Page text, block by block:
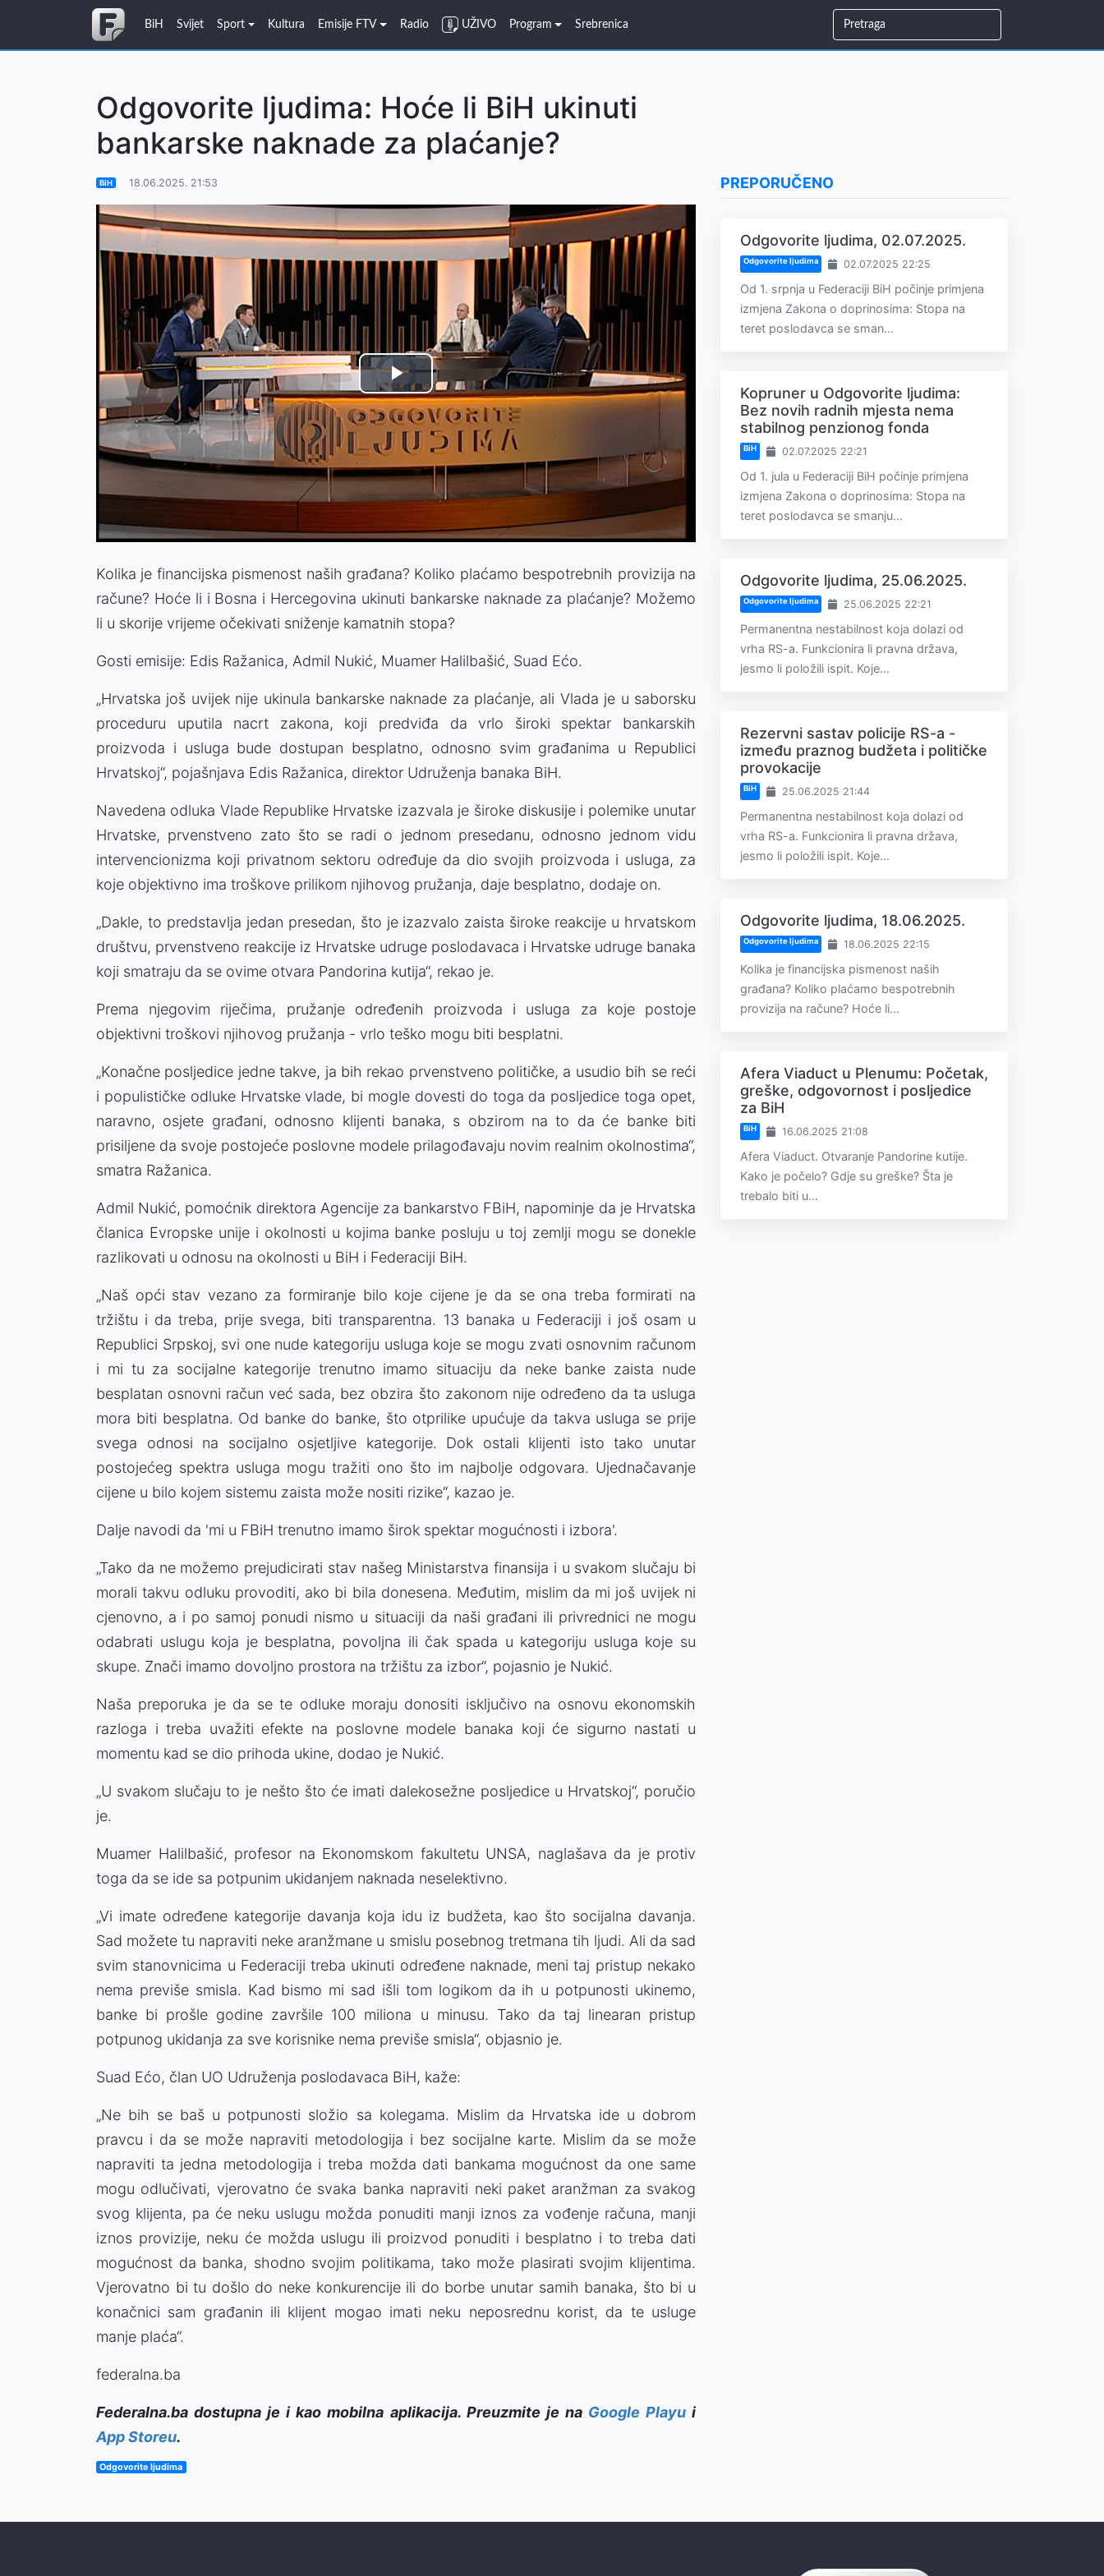
BiH Svijet Sport Kultura Emisije FTV Radio UŽIVO Program Srebrenica
Odgovorite ljudima: Hoće li BiH ukinuti
bankarske naknade za plaćanje?
BiH 18.06.2025. 21:53
Video
Player
is
loading.
Play
Video
Kolika je financijska pismenost naših građana? Koliko plaćamo bespotrebnih provizija na
račune? Hoće li i Bosna i Hercegovina ukinuti bankarske naknade za plaćanje? Možemo
li u skorije vrijeme očekivati sniženje kamatnih stopa?
Gosti emisije: Edis Ražanica, Admil Nukić, Muamer Halilbašić, Suad Ećo.
„Hrvatska još uvijek nije ukinula bankarske naknade za plaćanje, ali Vlada je u saborsku
proceduru uputila nacrt zakona, koji predviđa da vrlo široki spektar bankarskih
proizvoda i usluga bude dostupan besplatno, odnosno svim građanima u Republici
Hrvatskoj“, pojašnjava Edis Ražanica, direktor Udruženja banaka BiH.
Navedena odluka Vlade Republike Hrvatske izazvala je široke diskusije i polemike unutar
Hrvatske, prvenstveno zato što se radi o jednom presedanu, odnosno jednom vidu
intervencionizma koji privatnom sektoru određuje da dio svojih proizvoda i usluga, za
koje objektivno ima troškove prilikom njihovog pružanja, daje besplatno, dodaje on.
„Dakle, to predstavlja jedan presedan, što je izazvalo zaista široke reakcije u hrvatskom
društvu, prvenstveno reakcije iz Hrvatske udruge poslodavaca i Hrvatske udruge banaka
koji smatraju da se ovime otvara Pandorina kutija“, rekao je.
Prema njegovim riječima, pružanje određenih proizvoda i usluga za koje postoje
objektivni troškovi njihovog pružanja - vrlo teško mogu biti besplatni.
„Konačne posljedice jedne takve, ja bih rekao prvenstveno političke, a usudio bih se reći
i populističke odluke Hrvatske vlade, bi mogle dovesti do toga da posljedice toga opet,
naravno, osjete građani, odnosno klijenti banaka, s obzirom na to da će banke biti
prisiljene da svoje postojeće poslovne modele prilagođavaju novim realnim okolnostima“,
smatra Ražanica.
Admil Nukić, pomoćnik direktora Agencije za bankarstvo FBiH, napominje da je Hrvatska
članica Evropske unije i okolnosti u kojima banke posluju u toj zemlji mogu se donekle
razlikovati u odnosu na okolnosti u BiH i Federaciji BiH.
„Naš opći stav vezano za formiranje bilo koje cijene je da se ona treba formirati na
tržištu i da treba, prije svega, biti transparentna. 13 banaka u Federaciji i još osam u
Republici Srpskoj, svi one nude kategoriju usluga koje se mogu zvati osnovnim računom
i mi tu za socijalne kategorije trenutno imamo situaciju da neke banke zaista nude
besplatan osnovni račun već sada, bez obzira što zakonom nije određeno da ta usluga
mora biti besplatna. Od banke do banke, što otprilike upućuje da takva usluga se prije
svega odnosi na socijalno osjetljive kategorije. Dok ostali klijenti isto tako unutar
postojećeg spektra usluga mogu tražiti ono što im najbolje odgovara. Ujednačavanje
cijene u bilo kojem sistemu zaista može nositi rizike“, kazao je.
Dalje navodi da 'mi u FBiH trenutno imamo širok spektar mogućnosti i izbora'.
„Tako da ne možemo prejudicirati stav našeg Ministarstva finansija i u svakom slučaju bi
morali takvu odluku provoditi, ako bi bila donesena. Međutim, mislim da mi još uvijek ni
cjenovno, a i po samoj ponudi nismo u situaciji da naši građani ili privrednici ne mogu
odabrati uslugu koja je besplatna, povoljna ili čak spada u kategoriju usluga koje su
skupe. Znači imamo dovoljno prostora na tržištu za izbor“, pojasnio je Nukić.
Naša preporuka je da se te odluke moraju donositi isključivo na osnovu ekonomskih
razloga i treba uvažiti efekte na poslovne modele banaka koji će sigurno nastati u
momentu kad se dio prihoda ukine, dodao je Nukić.
„U svakom slučaju to je nešto što će imati dalekosežne posljedice u Hrvatskoj“, poručio
je.
Muamer Halilbašić, profesor na Ekonomskom fakultetu UNSA, naglašava da je protiv
toga da se ide sa potpunim ukidanjem naknada neselektivno.
„Vi imate određene kategorije davanja koja idu iz budžeta, kao što socijalna davanja.
Sad možete tu napraviti neke aranžmane u smislu posebnog tretmana tih ljudi. Ali da sad
svim stanovnicima u Federaciji treba ukinuti određene naknade, meni taj pristup nekako
nema previše smisla. Kad bismo mi sad išli tom logikom da ih u potpunosti ukinemo,
banke bi prošle godine završile 100 miliona u minusu. Tako da taj linearan pristup
potpunog ukidanja za sve korisnike nema previše smisla“, objasnio je.
Suad Ećo, član UO Udruženja poslodavaca BiH, kaže:
„Ne bih se baš u potpunosti složio sa kolegama. Mislim da Hrvatska ide u dobrom
pravcu i da se može napraviti metodologija i bez socijalne karte. Mislim da se može
napraviti ta jedna metodologija i treba možda dati bankama mogućnost da one same
mogu odlučivati, vjerovatno će svaka banka napraviti neki paket aranžman za svakog
svog klijenta, pa će neku uslugu možda ponuditi manji iznos za vođenje računa, manji
iznos provizije, neku će možda uslugu ili proizvod ponuditi i besplatno i to treba dati
mogućnost da banka, shodno svojim politikama, tako može plasirati svojim klijentima.
Vjerovatno bi tu došlo do neke konkurencije ili do borbe unutar samih banaka, što bi u
konačnici sam građanin ili klijent mogao imati neku neposrednu korist, da te usluge
manje plaća“.
federalna.ba
Federalna.ba dostupna je i kao mobilna aplikacija. Preuzmite je na Google Playui
App Storeu.
Odgovorite ljudima
PREPORUČENO
Odgovorite ljudima, 02.07.2025.
Odgovorite ljudima 02.07.2025 22:25
Od 1. srpnja u Federaciji BiH počinje primjena
izmjena Zakona o doprinosima: Stopa na
teret poslodavca se sman...
Kopruner u Odgovorite ljudima:
Bez novih radnih mjesta nema
stabilnog penzionog fonda
BiH 02.07.2025 22:21
Od 1. jula u Federaciji BiH počinje primjena
izmjena Zakona o doprinosima: Stopa na
teret poslodavca se smanju...
Odgovorite ljudima, 25.06.2025.
Odgovorite ljudima 25.06.2025 22:21
Permanentna nestabilnost koja dolazi od
vrha RS-a. Funkcionira li pravna država,
jesmo li položili ispit. Koje...
Rezervni sastav policije RS-a -
između praznog budžeta i političke
provokacije
BiH 25.06.2025 21:44
Permanentna nestabilnost koja dolazi od
vrha RS-a. Funkcionira li pravna država,
jesmo li položili ispit. Koje...
Odgovorite ljudima, 18.06.2025.
Odgovorite ljudima 18.06.2025 22:15
Kolika je financijska pismenost naših
građana? Koliko plaćamo bespotrebnih
provizija na račune? Hoće li...
Afera Viaduct u Plenumu: Početak,
greške, odgovornost i posljedice
za BiH
BiH 16.06.2025 21:08
Afera Viaduct. Otvaranje Pandorine kutije.
Kako je počelo? Gdje su greške? Šta je
trebalo biti u...